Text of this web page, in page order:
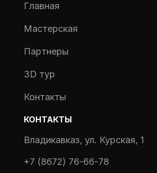
Главная
Мастерская
Партнеры
3D тур
Контакты
КОНТАКТЫ
Владикавказ, ул. Курская, 1
+7 (8672) 76-66-78